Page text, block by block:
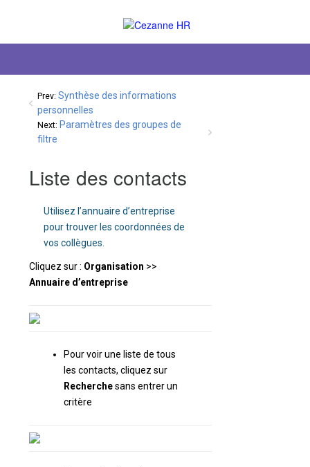
Prev: Synthèse des informations
personnelles
Next: Paramètres des groupes de
filtre
Liste des contacts
Utilisez l’annuaire d’entreprise
pour trouver les coordonnées de
vos collègues.
Cliquez sur : Organisation >>
Annuaire d’entreprise
Pour voir une liste de tous
les contacts, cliquez sur
Recherchesans entrer un
critère